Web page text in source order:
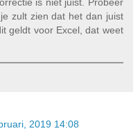
zult zien dat het dan juist
geldt voor Excel, dat weet
2019 14:08